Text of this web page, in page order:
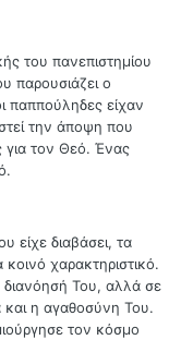
του πανεπιστημίου
παρουσιάζει ο
παππούληδες είχαν
την άποψη που
για τον Θεό. Ένας
είχε διαβάσει, τα
χαρακτηριστικό.
διανόησή Του, αλλά σε
η αγαθοσύνη Του.
τον κόσμο